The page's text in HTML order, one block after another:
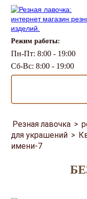
Режим работы:
Пн-Пт: 8:00 - 19:00
Сб-Вс: 8:00 - 19:00
Резная лавочка >
для украшений >
имени-7